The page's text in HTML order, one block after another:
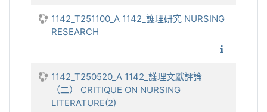
1142_T251100_A 1142_護理研究 NURSING
RESEARCH
1142_T250520_A 1142_護理文獻評論
（二） CRITIQUE ON NURSING
LITERATURE(2)